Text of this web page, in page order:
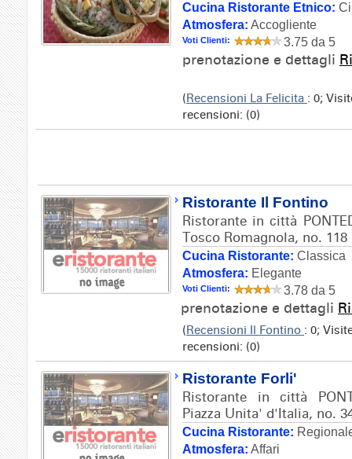
Cucina Ristorante Etnico:
Atmosfera: Accogliente
Voti Clienti: 3.75 da 5
prenotazione e dettagli
(Recensioni La Felicita : 0;
recensioni: (0)
Ristorante Il Fontino
Ristorante in città
Tosco Romagnola, no. 118
Cucina Ristorante: Classica
Atmosfera: Elegante
Voti Clienti: 3.78 da 5
prenotazione e dettagli
(Recensioni Il Fontino : 0;
recensioni: (0)
Ristorante Forli'
Ristorante in città
Piazza Unita' d'Italia, no.
Cucina Ristorante:
Atmosfera: Affari